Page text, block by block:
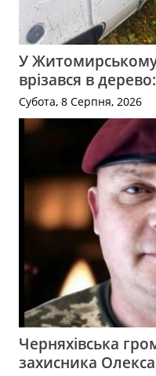
У
врізався в
Субота, 8 Серпня, 2026
Черняхівська
захисника